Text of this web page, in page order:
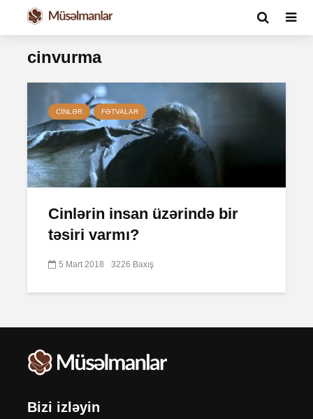
cinvurma
CINLƏR FƏTVALAR
Cinlərin insan üzərində bir
təsiri varmı?
5 Mart 2018 3226 Baxış
Bizi izləyin